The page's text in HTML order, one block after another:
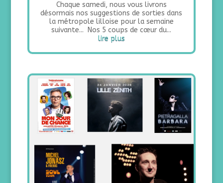
Chaque samedi, nous vous livrons
désormais nos suggestions de sorties dans
la métropole lilloise pour la semaine
suivante... Nos 5 coups de cœur du...
lire plus